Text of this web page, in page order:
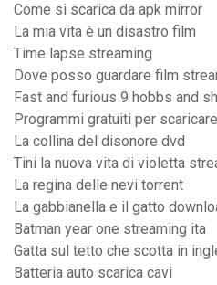
Come si scarica da apk mirror
La mia vita è un disastro film
Time lapse streaming
Dove posso guardare film
Fast and furious 9 hobbs and
Programmi gratuiti per
La collina del disonore dvd
Tini la nuova vita di violetta
La regina delle nevi torrent
La gabbianella e il gatto
Batman year one streaming ita
Gatta sul tetto che scotta in
Batteria auto scarica cavi